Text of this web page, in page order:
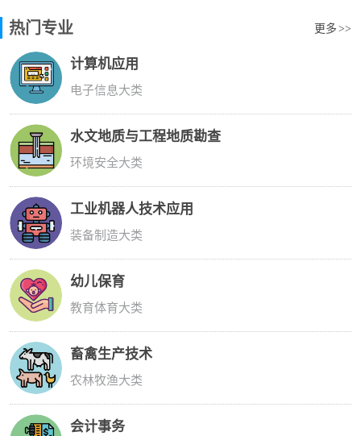
热门专业 更多 >>
计算机应用
电子信息大类
水文地质与工程地质勘查
环境安全大类
工业机器人技术应用
装备制造大类
幼儿保育
教育体育大类
畜禽生产技术
农林牧渔大类
会计事务